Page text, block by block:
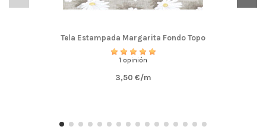
Tela Estampada Margarita Fondo Topo
1 opinión
3,50 €/m